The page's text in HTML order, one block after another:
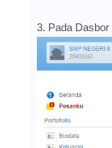
3. Pada